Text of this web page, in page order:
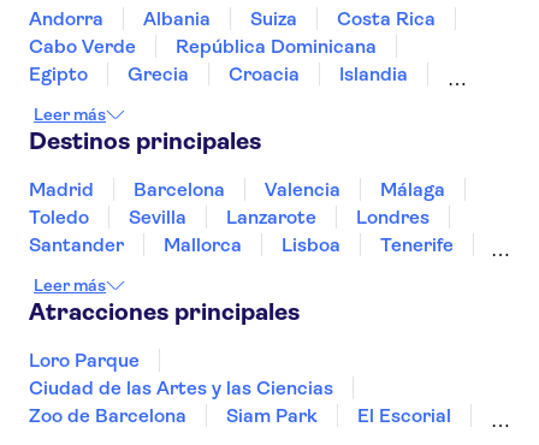
Ciudad Vieja de Edimburgo
Royal Mile
West End de Londres
Puente de la Torre
El London Eye
Andorra Albania Suiza
Costa Rica
Cabo Verde
República Dominicana
Egipto
Grecia Croacia
Islandia
México
Noruega
Túnez
Turquía
Leer más
Destinos principales
Madrid Barcelona Valencia
Málaga
Toledo
Sevilla Lanzarote
Londres
Santander
Mallorca Lisboa
Tenerife
Bilbao
Menorca Granada
Alicante
Leer más
Atracciones principales
Loro Parque
Ciudad de las Artes y las Ciencias
Zoo de Barcelona
Siam Park
El Escorial